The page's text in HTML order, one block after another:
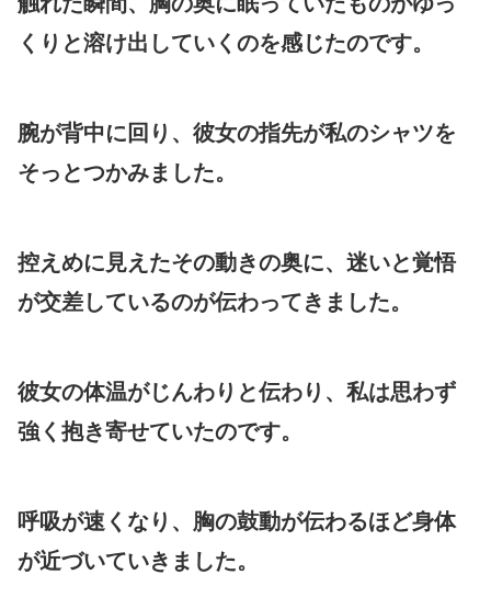
くりと溶け出していくのを感じたのです。
腕が背中に回り、彼女の指先が私のシャツを
そっとつかみました。
控えめに見えたその動きの奥に、迷いと覚悟
が交差しているのが伝わってきました。
彼女の体温がじんわりと伝わり、私は思わず
強く抱き寄せていたのです。
呼吸が速くなり、胸の鼓動が伝わるほど身体
が近づいていきました。